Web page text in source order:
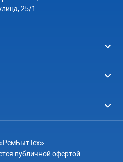
25/1
публичной офертой